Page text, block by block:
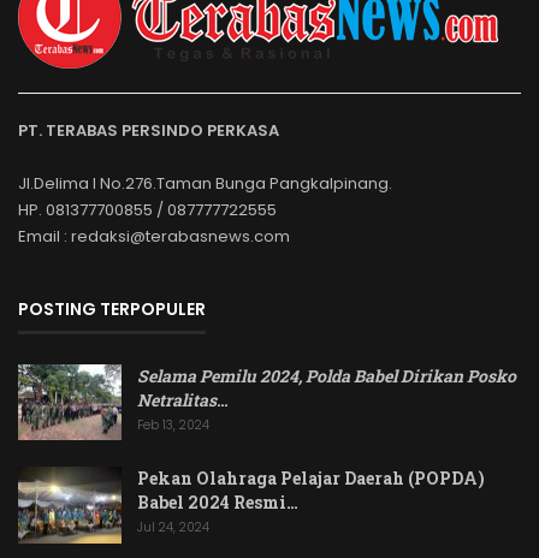
PT. TERABAS PERSINDO PERKASA
Jl.Delima I No.276.Taman Bunga Pangkalpinang.
HP. 081377700855 / 087777722555
Email : redaksi@terabasnews.com
POSTING TERPOPULER
Selama Pemilu 2024, Polda Babel Dirikan Posko
Netralitas…
Feb 13, 2024
Pekan Olahraga Pelajar Daerah (POPDA)
Babel 2024 Resmi…
Jul 24, 2024